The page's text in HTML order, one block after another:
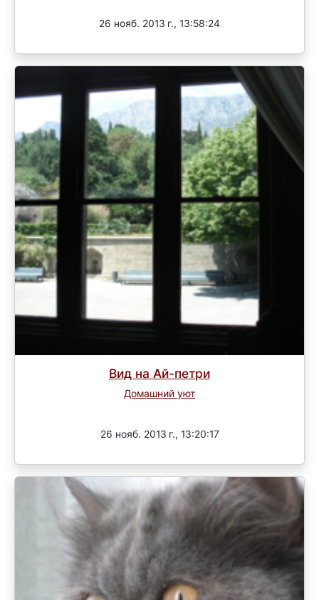
26 нояб. 2013 г., 13:58:24
Вид на Ай-петри
Домашний уют
26 нояб. 2013 г., 13:20:17